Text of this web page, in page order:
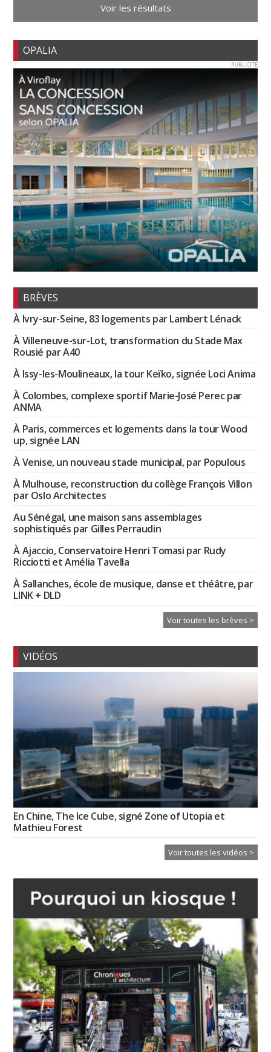
Voir les résultats
OPALIA
PUBLICITE
BRÈVES
À Ivry-sur-Seine, 83 logements par Lambert Lénack
À Villeneuve-sur-Lot, transformation du Stade Max
Rousié par A40
À Issy-les-Moulineaux, la tour Keïko, signée Loci Anima
À Colombes, complexe sportif Marie-José Perec par
ANMA
À Paris, commerces et logements dans la tour Wood
up, signée LAN
À Venise, un nouveau stade municipal, par Populous
À Mulhouse, reconstruction du collège François Villon
par Oslo Architectes
Au Sénégal, une maison sans assemblages
sophistiqués par Gilles Perraudin
À Ajaccio, Conservatoire Henri Tomasi par Rudy
Ricciotti et Amélia Tavella
À Sallanches, école de musique, danse et théâtre, par
LINK + DLD
Voir toutes les brèves >
VIDÉOS
En Chine, The Ice Cube, signé Zone of Utopia et
Mathieu Forest
Voir toutes les vidéos >